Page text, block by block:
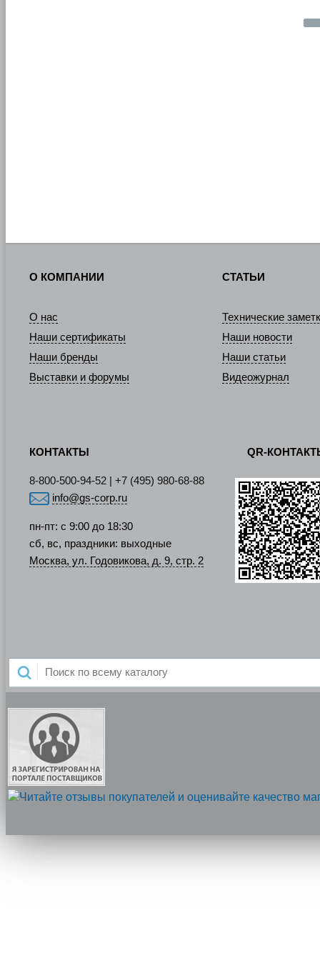
О КОМПАНИИ
О нас
Наши сертификаты
Наши бренды
Выставки и форумы
СТАТЬИ
Технические
Наши новости
Наши статьи
Видеожурнал
КОНТАКТЫ
8-800-500-94-52 | +7 (495) 980-68-88
info@gs-corp.ru
пн-пт: с 9:00 до 18:30
сб, вс, праздники: выходные
Москва, ул. Годовикова, д. 9, стр. 2
QR-